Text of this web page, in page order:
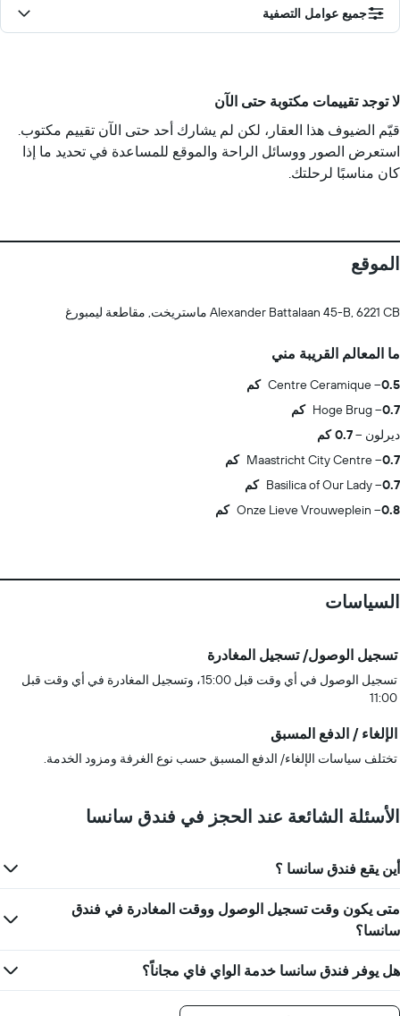
جميع عوامل التصفية
لا توجد تقييمات مكتوبة حتى الآن
قيّم الضيوف هذا العقار، لكن لم يشارك أحد حتى الآن تقييم مكتوب.
استعرض الصور ووسائل الراحة والموقع للمساعدة في تحديد ما إذا
كان مناسبًا لرحلتك.
الموقع
Alexander Battalaan 45-B, 6221 CB ماستريخت, مقاطعة ليمبورغ
ما المعالم القريبة مني
Centre Ceramique
0.5 كم
Hoge Brug
0.7 كم
ديرلون
0.7 كم
Maastricht City Centre
0.7 كم
Basilica of Our Lady
0.7 كم
Onze Lieve Vrouweplein
0.8 كم
السياسات
تسجيل الوصول/ تسجيل المغادرة
تسجيل الوصول في أي وقت قبل 15:00، وتسجيل المغادرة في أي وقت قبل
11:00
الإلغاء / الدفع المسبق
تختلف سياسات الإلغاء/ الدفع المسبق حسب نوع الغرفة ومزود الخدمة.
الأسئلة الشائعة عند الحجز في فندق سانسا
أين يقع فندق سانسا ؟
متى يكون وقت تسجيل الوصول ووقت المغادرة في فندق
سانسا؟
هل يوفر فندق سانسا خدمة الواي فاي مجاناً؟